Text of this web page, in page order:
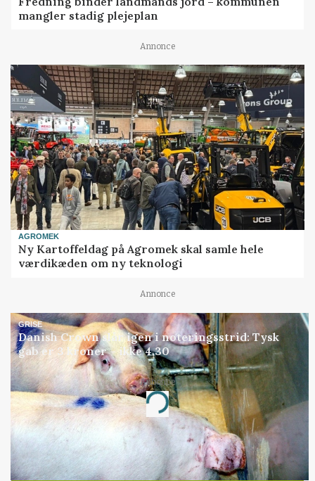
mangler stadig plejeplan
Annonce
AGROMEK
Ny Kartoffeldag på Agromek skal samle hele
værdikæden om ny teknologi
Annonce
GRISE
Danish Crown slår igen i noteringsstrid: Tysk
gab er 3 kroner – ikke 4,30
Annonce
Loading...
Jobs